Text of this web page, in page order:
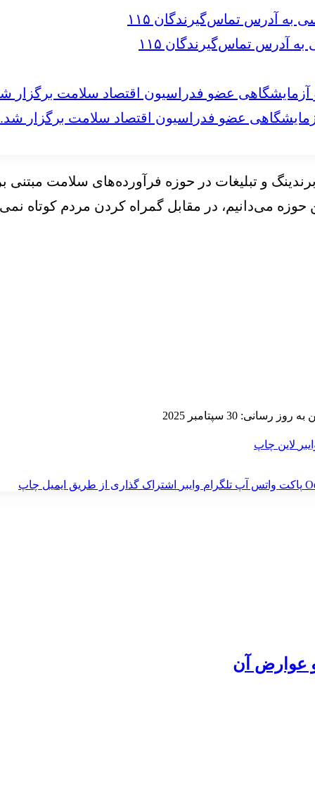
تماس‌گیرندگان ۱۱۵
عضو فدراسیون اقتصاد سلامت برگزار شد.
و تبلیغات در حوزه فرآورده‌های سلامت
می‌دانیم، در مقابل گمراه کردن مردم کوتاه
روز رسانی: 30 سپتامبر 2025
لاین چاپ
پاکت واتس آپ تلگرام وایبر اشتراک گذاری از طریق ایمیل چاپ
و عوارض آن